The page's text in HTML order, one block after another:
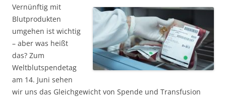
Vernünftig mit
Blutprodukten
umgehen ist wichtig
– aber was heißt
das? Zum
Weltblutspendetag
am 14. Juni sehen
wir uns das Gleichgewicht von Spende und Transfusion